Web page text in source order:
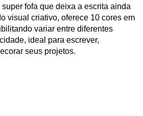
fofa que deixa a escrita ainda
visual criativo, oferece 10 cores em
variar entre diferentes
ideal para escrever,
seus projetos.